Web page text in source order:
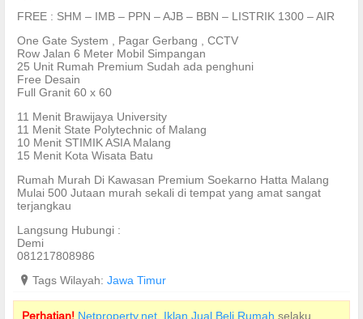
FREE : SHM – IMB – PPN – AJB – BBN – LISTRIK 1300 – AIR
One Gate System , Pagar Gerbang , CCTV
Row Jalan 6 Meter Mobil Simpangan
25 Unit Rumah Premium Sudah ada penghuni
Free Desain
Full Granit 60 x 60
11 Menit Brawijaya University
11 Menit State Polytechnic of Malang
10 Menit STIMIK ASIA Malang
15 Menit Kota Wisata Batu
Rumah Murah Di Kawasan Premium Soekarno Hatta Malang
Mulai 500 Jutaan murah sekali di tempat yang amat sangat
terjangkau
Langsung Hubungi :
Demi
081217808986
? Tags Wilayah: Jawa Timur
Perhatian! Netproperty.net, Iklan Jual Beli Rumah selaku